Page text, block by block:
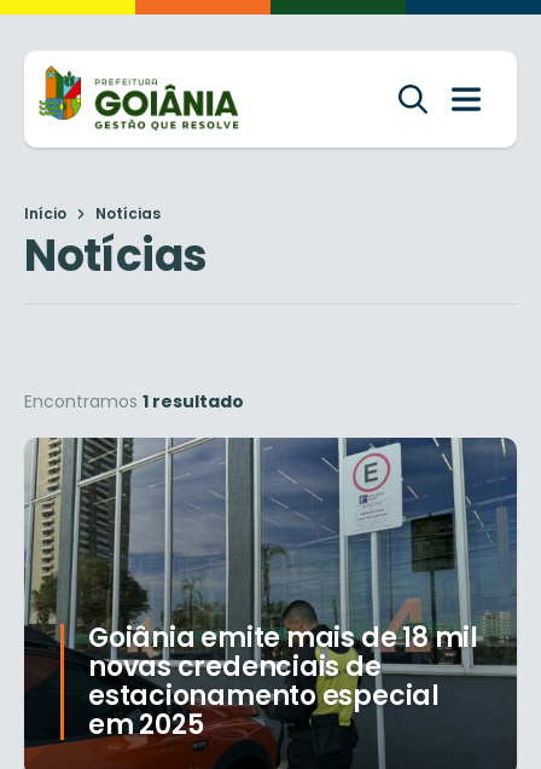
Início Notícias
Notícias
Encontramos 1 resultado
Goiânia emite mais de 18 mil
novas credenciais de
estacionamento especial
em 2025